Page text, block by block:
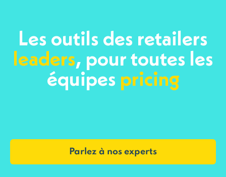
Les outils des retailers
leaders, pour toutes les
équipes pricing
Parlez à nos experts